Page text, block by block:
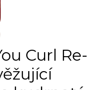
Curl Re-